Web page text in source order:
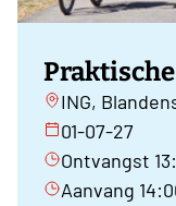
ING,
01-07-27
Ontvangst
Aanvang